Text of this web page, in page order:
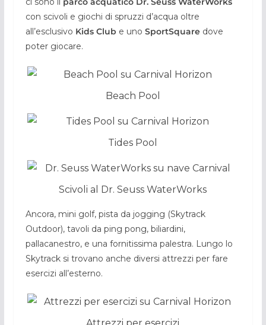
con scivoli e giochi di spruzzi d’acqua oltre
all’esclusivo Kids Club e uno SportSquaredove
poter giocare.
Beach Pool
Tides Pool
Scivoli al Dr. Seuss WaterWorks
Ancora, mini golf, pista da jogging (Skytrack
Outdoor), tavoli da ping pong, biliardini,
pallacanestro, e una fornitissima palestra. Lungo lo
Skytrack si trovano anche diversi attrezzi per fare
esercizi all’esterno.